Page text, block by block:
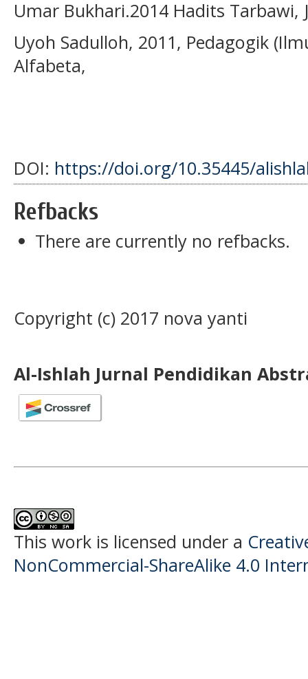
Umar Bukhari.2014 Hadits
Uyoh Sadulloh, 2011, Pedagogik
Alfabeta,
DOI: https://doi.org/10.35445/
Refbacks
There are currently no refbacks.
Copyright (c) 2017 nova yanti
Al-Ishlah Jurnal Pendidikan
This work is licensed under a
NonCommercial-ShareAlike 4.0